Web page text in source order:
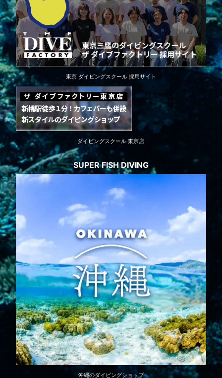
東京 ダイビングスクール 採用サイト
ダイビングスクール 東京店
SUPER FISH DIVING
沖縄のダイビングショップ